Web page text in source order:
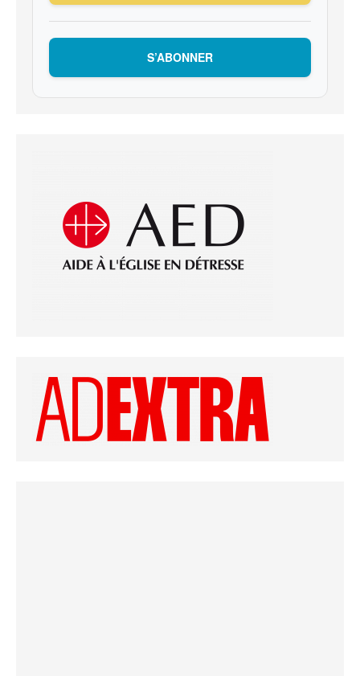
S’ABONNER